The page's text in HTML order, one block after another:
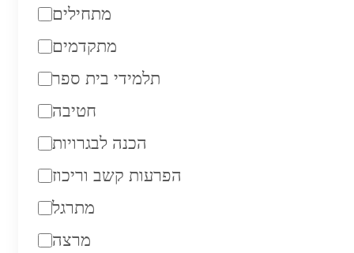
מתחילים
מתקדמים
תלמידי בית ספר
חטיבה
הכנה לבגרויות
הפרעות קשב וריכוז
מתרגל
מרצה